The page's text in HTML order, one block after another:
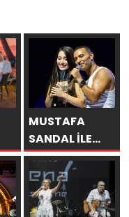
MUSTAFA
SANDAL İLE
AYNI SAHNEDE
PARLADI:
AFRA’YA
HARBİYE’DE